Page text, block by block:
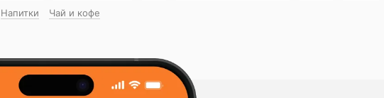
Напитки Чай и кофе